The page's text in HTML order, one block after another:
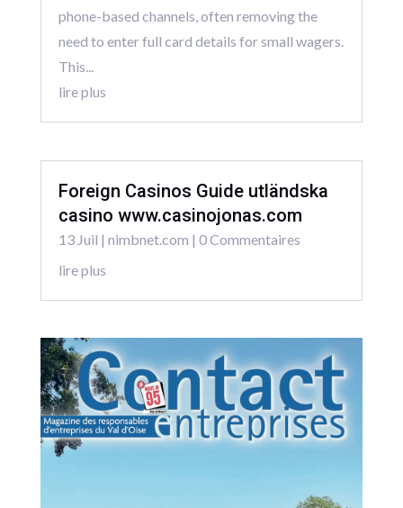
phone-based channels, often removing the
need to enter full card details for small wagers.
This...
lire plus
Foreign Casinos Guide utländska
casino www.casinojonas.com
13 Juil | nimbnet.com | 0 Commentaires
lire plus